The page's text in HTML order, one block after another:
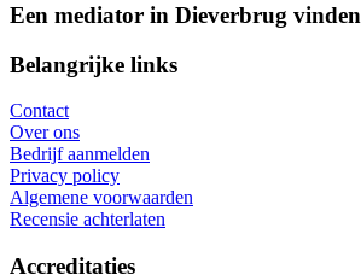
Een mediator in Dieverbrug vinden
Belangrijke links
Contact
Over ons
Bedrijf aanmelden
Privacy policy
Algemene voorwaarden
Recensie achterlaten
Accreditaties